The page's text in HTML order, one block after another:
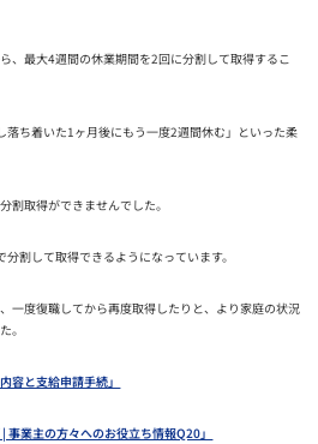
、最大4週間の休業期間を2回に分割して取得するこ
ち着いた1ヶ月後にもう一度2週間休む」といった柔
割取得ができませんでした。
割して取得できるようになっています。
一度復職してから再度取得したりと、より家庭の状況
。
容と支給申請手続」
業主の方々へのお役立ち情報Q20」